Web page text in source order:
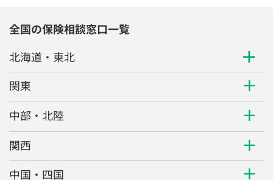
全国の保険相談窓口一覧
北海道・東北
関東
中部・北陸
関西
中国・四国